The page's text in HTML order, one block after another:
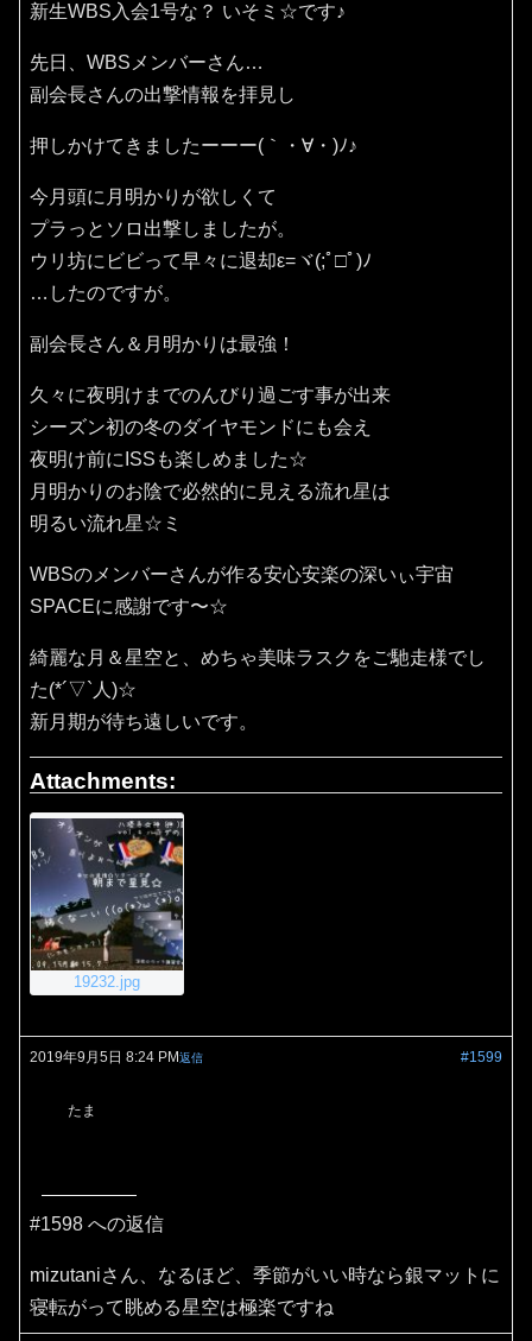
新生WBS入会1号な？ いそミ☆です♪
先日、WBSメンバーさん…
副会長さんの出撃情報を拝見し
押しかけてきましたーーー(｀・∀・)ﾉ♪
今月頭に月明かりが欲しくて
プラっとソロ出撃しましたが。
ウリ坊にビビって早々に退却ε=ヾ(;ﾟ□ﾟ)ﾉ
…したのですが。
副会長さん＆月明かりは最強！
久々に夜明けまでのんびり過ごす事が出来
シーズン初の冬のダイヤモンドにも会え
夜明け前にISSも楽しめました☆
月明かりのお陰で必然的に見える流れ星は
明るい流れ星☆ミ
WBSのメンバーさんが作る安心安楽の深いぃ宇宙
SPACEに感謝です〜☆
綺麗な月＆星空と、めちゃ美味ラスクをご馳走様でし
た(*´▽`人)☆
新月期が待ち遠しいです。
Attachments:
19232.jpg
2019年9月5日 8:24 PM #1599
返信
たま
#1598 への返信
mizutaniさん、なるほど、季節がいい時なら銀マットに
寝転がって眺める星空は極楽ですね